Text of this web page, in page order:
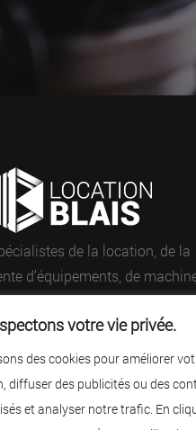
votre vie privée.
des cookies pour améliorer
diffuser des publicités ou des
et analyser notre trafic. En
de la location, de la
d’équipements, de
d’outillages.